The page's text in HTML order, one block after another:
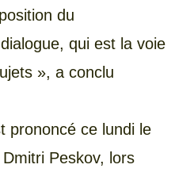
du
qui est la voie
», a conclu
prononcé ce lundi le
Peskov, lors